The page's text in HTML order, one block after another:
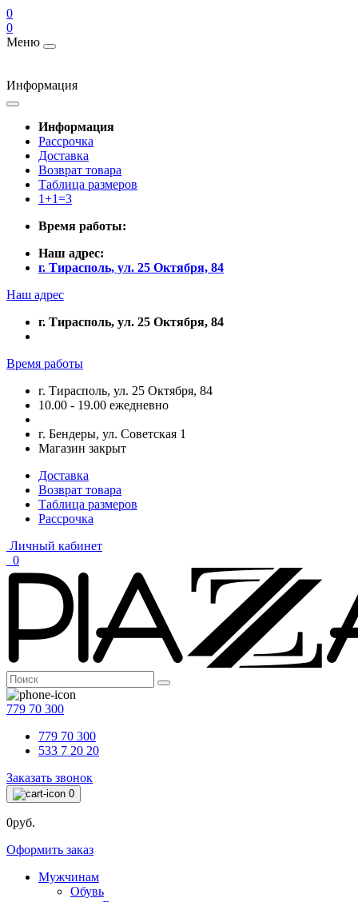
0
0
Меню
Информация
Информация
Рассрочка
Доставка
Возврат товара
Таблица размеров
1+1=3
Время работы:
Наш адрес:
г. Тирасполь, ул. 25 Октября, 84
Наш адрес
г. Тирасполь, ул. 25 Октября, 84
Время работы
г. Тирасполь, ул. 25 Октября, 84
10.00 - 19.00 ежедневно
г. Бендеры, ул. Советская 1
Магазин закрыт
Доставка
Возврат товара
Таблица размеров
Рассрочка
Личный кабинет
0
779 70 300
779 70 300
533 7 20 20
Заказать звонок
0
0руб.
Оформить заказ
Мужчинам
Обувь